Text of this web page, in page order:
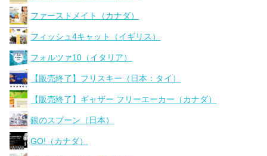
ファーストメイト（カナダ）
フィッシュ4キャット（イギリス）
フォルツァ10（イタリア）
【販売終了】フリスキー（日本：タイ）
【販売終了】ギャザー フリーエーカー（カナダ）
銀のスプーン（日本）
GO!（カナダ）